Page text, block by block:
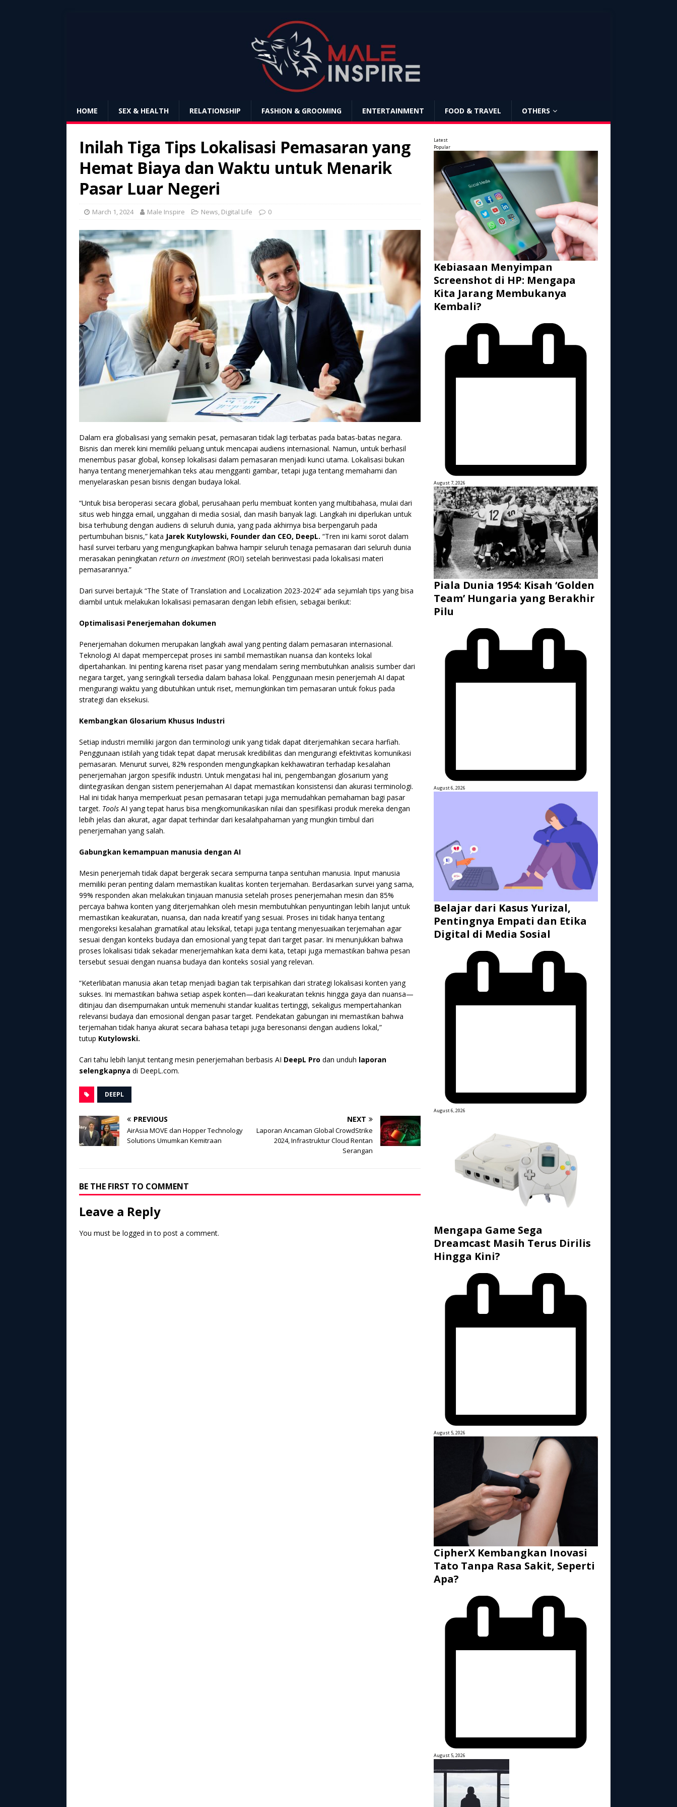
HOME SEX & HEALTH RELATIONSHIP FASHION & GROOMING ENTERTAINMENT FOOD & TRAVEL OTHERS
Inilah Tiga Tips Lokalisasi Pemasaran yang
Hemat Biaya dan Waktu untuk Menarik
Pasar Luar Negeri
March 1, 2024 Male Inspire News, Digital Life 0
Dalam era globalisasi yang semakin pesat, pemasaran tidak lagi terbatas pada batas-batas negara.
Bisnis dan merek kini memiliki peluang untuk mencapai audiens internasional. Namun, untuk berhasil
menembus pasar global, konsep lokalisasi dalam pemasaran menjadi kunci utama. Lokalisasi bukan
hanya tentang menerjemahkan teks atau mengganti gambar, tetapi juga tentang memahami dan
menyelaraskan pesan bisnis dengan budaya lokal.
“Untuk bisa beroperasi secara global, perusahaan perlu membuat konten yang multibahasa, mulai dari
situs web hingga email, unggahan di media sosial, dan masih banyak lagi. Langkah ini diperlukan untuk
bisa terhubung dengan audiens di seluruh dunia, yang pada akhirnya bisa berpengaruh pada
pertumbuhan bisnis,” kata Jarek Kutylowski, Founder dan CEO, DeepL. “Tren ini kami sorot dalam
hasil survei terbaru yang mengungkapkan bahwa hampir seluruh tenaga pemasaran dari seluruh dunia
merasakan peningkatan return on investment (ROI) setelah berinvestasi pada lokalisasi materi
pemasarannya.”
Dari survei bertajuk “The State of Translation and Localization 2023-2024” ada sejumlah tips yang bisa
diambil untuk melakukan lokalisasi pemasaran dengan lebih efisien, sebagai berikut:
Optimalisasi Penerjemahan dokumen
Penerjemahan dokumen merupakan langkah awal yang penting dalam pemasaran internasional.
Teknologi AI dapat mempercepat proses ini sambil memastikan nuansa dan konteks lokal
dipertahankan. Ini penting karena riset pasar yang mendalam sering membutuhkan analisis sumber dari
negara target, yang seringkali tersedia dalam bahasa lokal. Penggunaan mesin penerjemah AI dapat
mengurangi waktu yang dibutuhkan untuk riset, memungkinkan tim pemasaran untuk fokus pada
strategi dan eksekusi.
Kembangkan Glosarium Khusus Industri
Setiap industri memiliki jargon dan terminologi unik yang tidak dapat diterjemahkan secara harfiah.
Penggunaan istilah yang tidak tepat dapat merusak kredibilitas dan mengurangi efektivitas komunikasi
pemasaran. Menurut survei, 82% responden mengungkapkan kekhawatiran terhadap kesalahan
penerjemahan jargon spesifik industri. Untuk mengatasi hal ini, pengembangan glosarium yang
diintegrasikan dengan sistem penerjemahan AI dapat memastikan konsistensi dan akurasi terminologi.
Hal ini tidak hanya memperkuat pesan pemasaran tetapi juga memudahkan pemahaman bagi pasar
target. Tools AI yang tepat harus bisa mengkomunikasikan nilai dan spesifikasi produk mereka dengan
lebih jelas dan akurat, agar dapat terhindar dari kesalahpahaman yang mungkin timbul dari
penerjemahan yang salah.
Gabungkan kemampuan manusia dengan AI
Mesin penerjemah tidak dapat bergerak secara sempurna tanpa sentuhan manusia. Input manusia
memiliki peran penting dalam memastikan kualitas konten terjemahan. Berdasarkan survei yang sama,
99% responden akan melakukan tinjauan manusia setelah proses penerjemahan mesin dan 85%
percaya bahwa konten yang diterjemahkan oleh mesin membutuhkan penyuntingan lebih lanjut untuk
memastikan keakuratan, nuansa, dan nada kreatif yang sesuai. Proses ini tidak hanya tentang
mengoreksi kesalahan gramatikal atau leksikal, tetapi juga tentang menyesuaikan terjemahan agar
sesuai dengan konteks budaya dan emosional yang tepat dari target pasar. Ini menunjukkan bahwa
proses lokalisasi tidak sekadar menerjemahkan kata demi kata, tetapi juga memastikan bahwa pesan
tersebut sesuai dengan nuansa budaya dan konteks sosial yang relevan.
“Keterlibatan manusia akan tetap menjadi bagian tak terpisahkan dari strategi lokalisasi konten yang
sukses. Ini memastikan bahwa setiap aspek konten—dari keakuratan teknis hingga gaya dan nuansa—
ditinjau dan disempurnakan untuk memenuhi standar kualitas tertinggi, sekaligus mempertahankan
relevansi budaya dan emosional dengan pasar target. Pendekatan gabungan ini memastikan bahwa
terjemahan tidak hanya akurat secara bahasa tetapi juga beresonansi dengan audiens lokal,”
tutup Kutylowski.
Cari tahu lebih lanjut tentang mesin penerjemahan berbasis AI DeepL Pro dan unduh laporan
selengkapnya di DeepL.com.
DEEPL
PREVIOUS
AirAsia MOVE dan Hopper Technology
Solutions Umumkan Kemitraan
NEXT
Laporan Ancaman Global CrowdStrike
2024, Infrastruktur Cloud Rentan
Serangan
BE THE FIRST TO COMMENT
Leave a Reply
You must be logged in to post a comment.
Latest
Popular
Kebiasaan Menyimpan
Screenshot di HP: Mengapa
Kita Jarang Membukanya
Kembali?
August 7, 2026
Piala Dunia 1954: Kisah ‘Golden
Team’ Hungaria yang Berakhir
Pilu
August 6, 2026
Belajar dari Kasus Yurizal,
Pentingnya Empati dan Etika
Digital di Media Sosial
August 6, 2026
Mengapa Game Sega
Dreamcast Masih Terus Dirilis
Hingga Kini?
August 5, 2026
CipherX Kembangkan Inovasi
Tato Tanpa Rasa Sakit, Seperti
Apa?
August 5, 2026